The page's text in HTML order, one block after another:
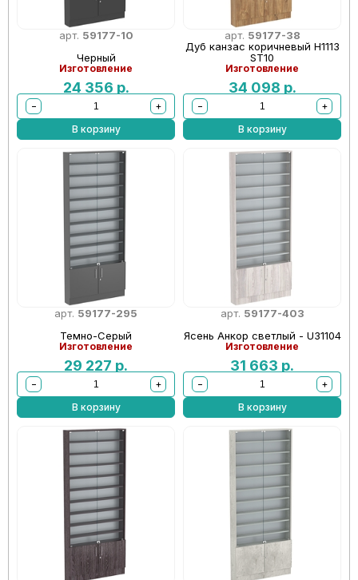
арт. 59177-10
Черный
Изготовление
24 356 р.
−
+
В корзину
арт. 59177-38
Дуб канзас коричневый Н1113
ST10
Изготовление
34 098 р.
−
+
В корзину
арт. 59177-295
Темно-Серый
Изготовление
29 227 р.
−
+
В корзину
арт. 59177-403
Ясень Анкор светлый - U31104
Изготовление
31 663 р.
−
+
В корзину